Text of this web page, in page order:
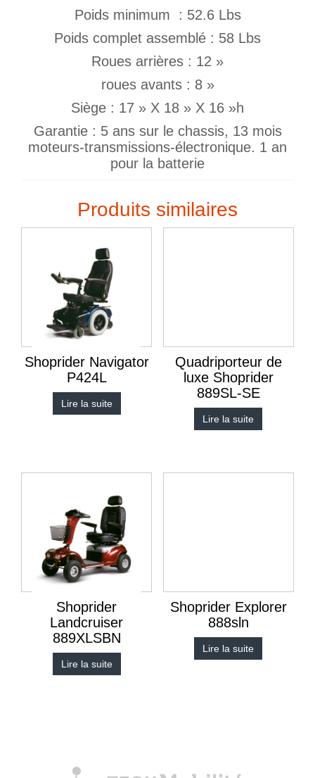
Poids minimum : 52.6 Lbs
Poids complet assemblé : 58 Lbs
Roues arrières : 12 »
roues avants : 8 »
Siège : 17 » X 18 » X 16 »h
Garantie : 5 ans sur le chassis, 13 mois
moteurs-transmissions-électronique. 1 an
pour la batterie
Produits similaires
Shoprider Navigator
P424L
Lire la suite
Quadriporteur de
luxe Shoprider
889SL-SE
Lire la suite
Shoprider
Landcruiser
889XLSBN
Lire la suite
Shoprider Explorer
888sln
Lire la suite